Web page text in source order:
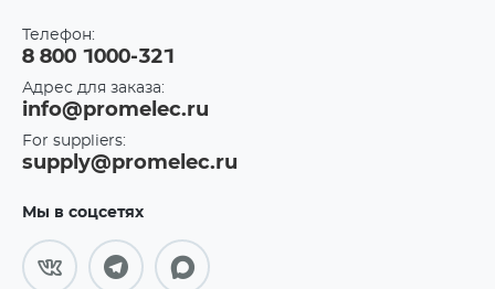
Телефон:
8 800 1000-321
Адрес для заказа:
info@promelec.ru
For suppliers:
supply@promelec.ru
Мы в соцсетях